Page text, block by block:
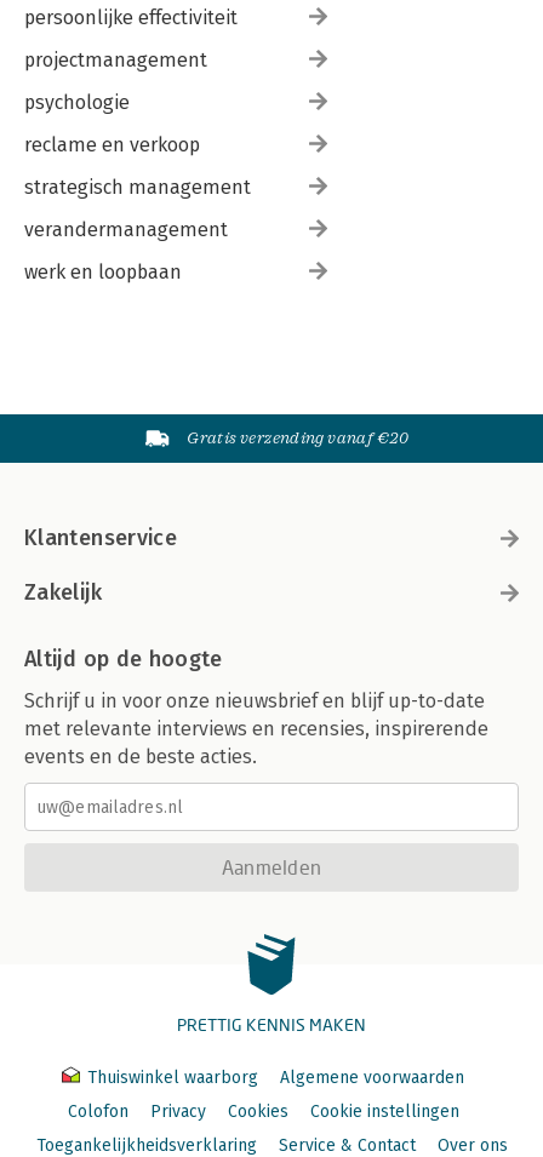
persoonlijke effectiviteit
projectmanagement
psychologie
reclame en verkoop
strategisch management
verandermanagement
werk en loopbaan
Gratis verzending vanaf €20
Klantenservice
Zakelijk
Altijd op de hoogte
Schrijf u in voor onze nieuwsbrief en blijf up-to-date
met relevante interviews en recensies, inspirerende
events en de beste acties.
Aanmelden
PRETTIG KENNIS MAKEN
Thuiswinkel waarborg
Algemene voorwaarden
Colofon
Privacy Cookies
Cookie instellingen
Toegankelijkheidsverklaring
Service & Contact Over ons